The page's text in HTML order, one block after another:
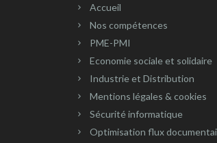
Accueil
Nos compétences
PME-PMI
Economie sociale et solidaire
Industrie et Distribution
Mentions légales & cookies
Sécurité informatique
Optimisation flux